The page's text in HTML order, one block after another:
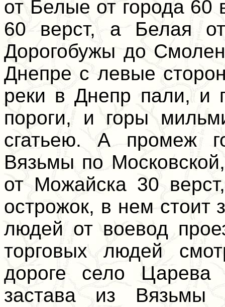
от Белые от города 60
60 верст, а Белая
Дорогобужы до
Днепре с левые
реки в Днепр пали, и
пороги, и горы
сгатьею. А промеж
Вязьмы по
от Можайска 30
острожок, в нем стоит
людей от воевод
торговых людей
дороге село
застава из